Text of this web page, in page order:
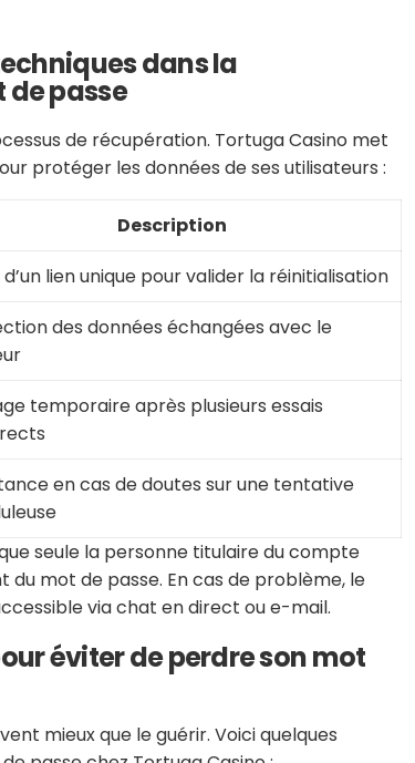
dans la
passe
de récupération. Tortuga Casino met
protéger les données de ses utilisateurs :
Description
d’un lien unique pour valider la réinitialisation
des données échangées avec le
temporaire après plusieurs essais
en cas de doutes sur une tentative
seule la personne titulaire du compte
mot de passe. En cas de problème, le
via chat en direct ou e-mail.
éviter de perdre son mot
mieux que le guérir. Voici quelques